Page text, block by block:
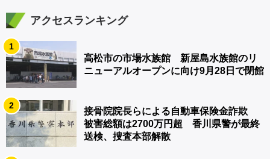
アクセスランキング
1
高松市の市場水族館 新屋島水族館のリ
ニューアルオープンに向け9月28日で閉館
2
接骨院院長らによる自動車保険金詐欺
被害総額は2700万円超 香川県警が最終
送検、捜査本部解散